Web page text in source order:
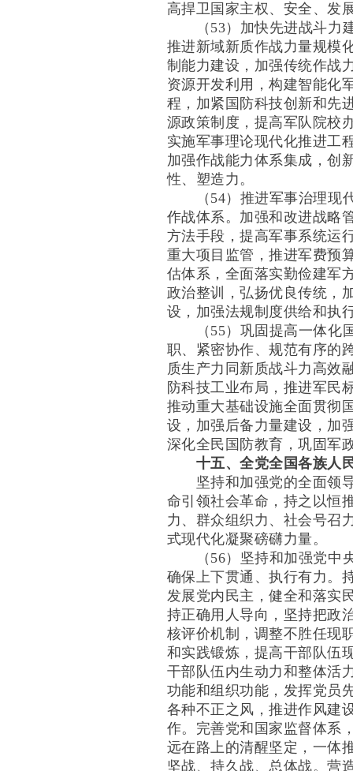
高捍卫国家主权、安全、发
（53）加快先进战斗力建
推进新域新质作战力量规模
制能力建设，加强传统作战
资源开发利用，构建智能化
程，加紧国防科技创新和先
源政策制度，提高军队院校
实施军事理论现代化推进工
加强作战能力体系集成，创
性、塑造力。
（54）推进军事治理现代
作战体系。加强和改进战略
方法手段，提高军事系统运
重大项目监管，推进军费预
估体系，全面落实勤俭建军
政治整训，弘扬优良传统，
设，加强法规制度供给和执
（55）巩固提高一体化国
职、紧密协作、规范有序的
质生产力同新质战斗力高效
防科技工业布局，推进军民
推动重大基础设施全面贯彻
设，加强后备力量建设，加
深化全民国防教育，巩固军
十五、全党全国各族人
坚持和加强党的全面领导
命引领社会革命，持之以恒
力、群众组织力、社会号召
式现代化凝聚磅礴力量。
（56）坚持和加强党中央
确保上下贯通、执行有力。
发展党内民主，健全和落实
持正确用人导向，坚持把政
核评价机制，调整不胜任现
和实践锻炼，提高干部队伍
干部队伍内生动力和整体活
功能和组织功能，发挥党员
各种不正之风，推进作风建
作。完善党和国家监督体系
远在路上的清醒坚定，一体
坚战、持久战、总体战。营